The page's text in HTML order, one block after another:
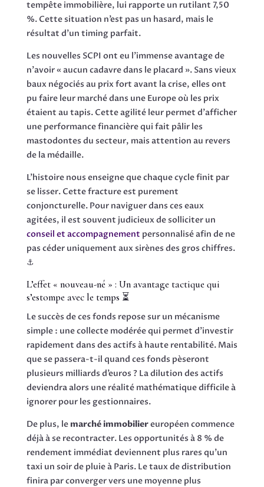
tempête immobilière, lui rapporte un rutilant 7,50
%. Cette situation n’est pas un hasard, mais le
résultat d’un timing parfait.
Les nouvelles SCPI ont eu l’immense avantage de
n’avoir « aucun cadavre dans le placard ». Sans vieux
baux négociés au prix fort avant la crise, elles ont
pu faire leur marché dans une Europe où les prix
étaient au tapis. Cette agilité leur permet d’afficher
une performance financière qui fait pâlir les
mastodontes du secteur, mais attention au revers
de la médaille.
L’histoire nous enseigne que chaque cycle finit par
se lisser. Cette fracture est purement
conjoncturelle. Pour naviguer dans ces eaux
agitées, il est souvent judicieux de solliciter un
conseil et accompagnement personnalisé afin de ne
pas céder uniquement aux sirènes des gros chiffres.
⚓
L’effet « nouveau-né » : Un avantage tactique qui
s’estompe avec le temps ⏳
Le succès de ces fonds repose sur un mécanisme
simple : une collecte modérée qui permet d’investir
rapidement dans des actifs à haute rentabilité. Mais
que se passera-t-il quand ces fonds pèseront
plusieurs milliards d’euros ? La dilution des actifs
deviendra alors une réalité mathématique difficile à
ignorer pour les gestionnaires.
De plus, le marché immobiliereuropéen commence
déjà à se recontracter. Les opportunités à 8 % de
rendement immédiat deviennent plus rares qu’un
taxi un soir de pluie à Paris. Le taux de distribution
finira par converger vers une moyenne plus